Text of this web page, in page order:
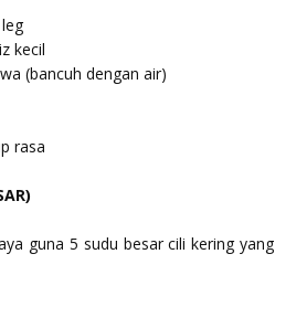
kecil
(bancuh dengan air)
rasa
guna 5 sudu besar cili kering yang